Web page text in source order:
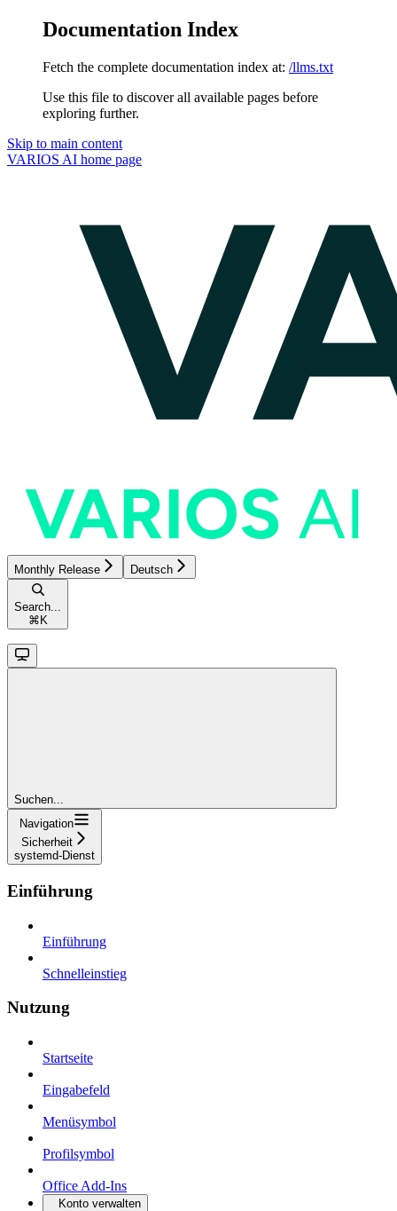
Documentation Index
Fetch the complete documentation index at: /llms.txt
Use this file to discover all available pages before
exploring further.
Skip to main content
VARIOS AI home page
Monthly Release Deutsch
Search...
⌘ K
Suchen...
Navigation
Sicherheit
systemd-Dienst
Einführung
Einführung
Schnelleinstieg
Nutzung
Startseite
Eingabefeld
Menüsymbol
Profilsymbol
Office Add-Ins
Konto verwalten